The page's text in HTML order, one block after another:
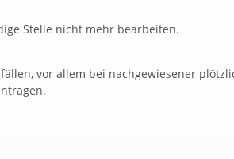
Stelle nicht mehr bearbeiten.
vor allem bei nachgewiesener